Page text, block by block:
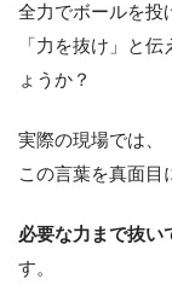
全力でボールを投
「力を抜け」と
ょうか？
実際の現場では、
この言葉を真面目
必要な力まで抜い
す。